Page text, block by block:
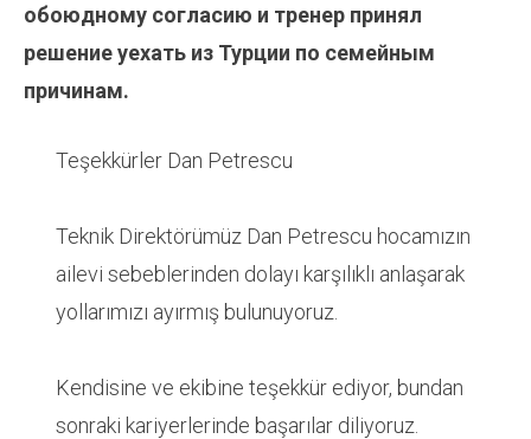
обоюдному согласию и тренер принял
решение уехать из Турции по семейным
причинам.
Teşekkürler Dan Petrescu
Teknik Direktörümüz Dan Petrescu hocamızın
ailevi sebeblerinden dolayı karşılıklı anlaşarak
yollarımızı ayırmış bulunuyoruz.
Kendisine ve ekibine teşekkür ediyor, bundan
sonraki kariyerlerinde başarılar diliyoruz.